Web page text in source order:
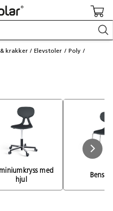
krakker Elevstoler
Poly
med
hjul